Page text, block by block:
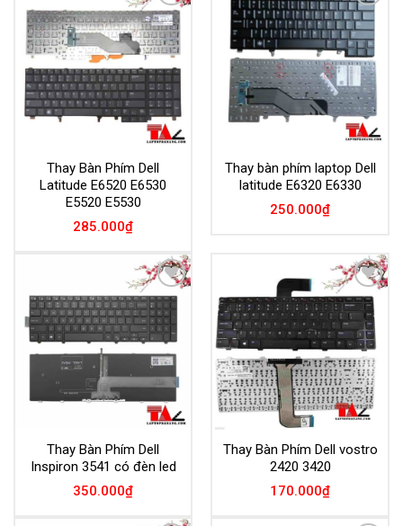
Add to
Wishlist
Thay Bàn Phím Dell
Latitude E6520 E6530
E5520 E5530
285.000₫
Add to
Wishlist
Thay bàn phím laptop Dell
latitude E6320 E6330
250.000₫
Add to
Wishlist
Thay Bàn Phím Dell
Inspiron 3541 có đèn led
350.000₫
Add to
Wishlist
Thay Bàn Phím Dell vostro
2420 3420
170.000₫